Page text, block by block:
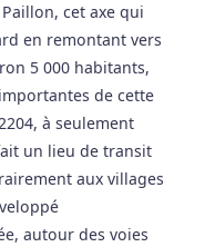
cet axe qui
en remontant vers
5 000 habitants,
de cette
à seulement
un lieu de transit
aux villages
autour des voies